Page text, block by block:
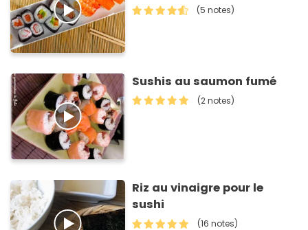
(5 notes)
Sushis au saumon fumé
(2 notes)
Riz au vinaigre pour le
sushi
(16 notes)